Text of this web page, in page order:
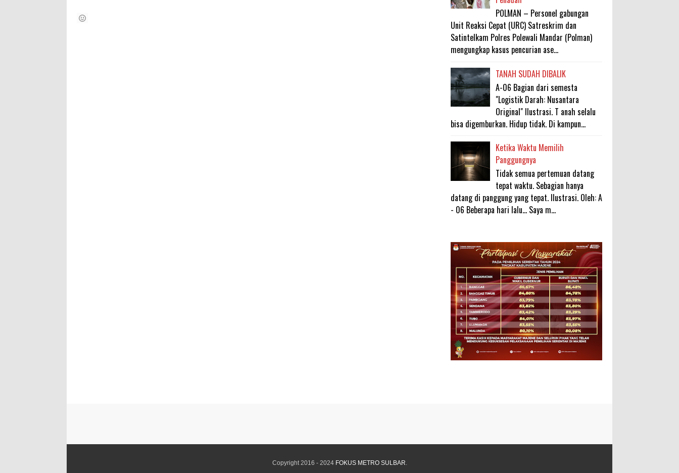
POLMAN – Personel gabungan
Unit Reaksi Cepat (URC) Satreskrim dan
Satintelkam Polres Polewali Mandar (Polman)
mengungkap kasus pencurian ase...
TANAH SUDAH DIBALIK
A-06 Bagian dari semesta
"Logistik Darah: Nusantara
Original" Ilustrasi. T anah selalu
bisa digemburkan. Hidup tidak. Di kampun...
Ketika Waktu Memilih
Panggungnya
Tidak semua pertemuan datang
tepat waktu. Sebagian hanya
datang di panggung yang tepat. Ilustrasi. Oleh: A
- 06 Beberapa hari lalu... Saya m...
Copyright 2016 - 2024 FOKUS METRO SULBAR.